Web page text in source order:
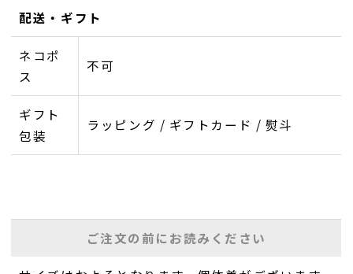
配送・ギフト
ネコポ
ス
不可
ギフト
包装
ラッピング / ギフトカード / 熨斗
ご注文の前にお読みください